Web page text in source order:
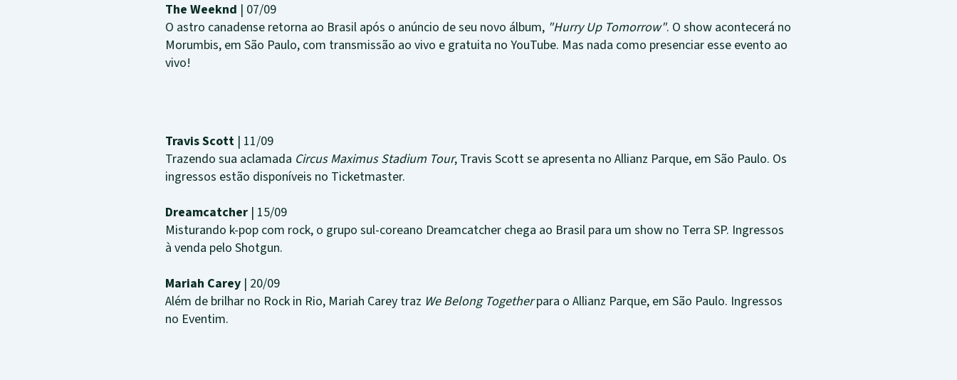
The Weeknd | 07/09
O astro canadense retorna ao Brasil após o anúncio de seu novo álbum, "Hurry Up Tomorrow". O show acontecerá no
Morumbis, em São Paulo, com transmissão ao vivo e gratuita no YouTube. Mas nada como presenciar esse evento ao
vivo!
Travis Scott | 11/09
Trazendo sua aclamada Circus Maximus Stadium Tour, Travis Scott se apresenta no Allianz Parque, em São Paulo. Os
ingressos estão disponíveis no Ticketmaster.
Dreamcatcher | 15/09
Misturando k-pop com rock, o grupo sul-coreano Dreamcatcher chega ao Brasil para um show no Terra SP. Ingressos
à venda pelo Shotgun.
Mariah Carey | 20/09
Além de brilhar no Rock in Rio, Mariah Carey traz We Belong Togetherpara o Allianz Parque, em São Paulo. Ingressos
no Eventim.